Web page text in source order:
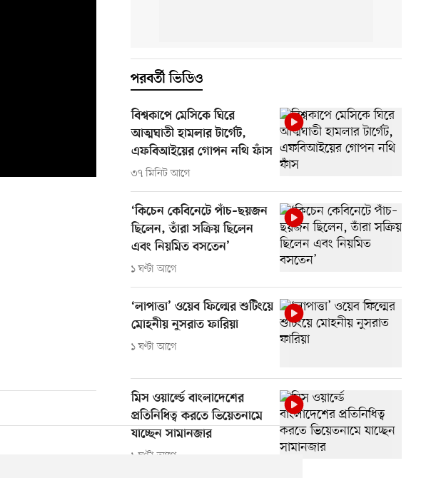
পরবর্তী ভিডিও
বিশ্বকাপে মেসিকে ঘিরে
আত্মঘাতী হামলার টার্গেট,
এফবিআইয়ের গোপন নথি ফাঁস
৩৭ মিনিট আগে
‘কিচেন কেবিনেটে পাঁচ–ছয়জন
ছিলেন, তাঁরা সক্রিয় ছিলেন
এবং নিয়মিত বসতেন’
১ ঘণ্টা আগে
‘লাপাত্তা’ ওয়েব ফিল্মের শুটিংয়ে
মোহনীয় নুসরাত ফারিয়া
১ ঘণ্টা আগে
মিস ওয়ার্ল্ডে বাংলাদেশের
প্রতিনিধিত্ব করতে ভিয়েতনামে
যাচ্ছেন সামানজার
১ ঘণ্টা আগে